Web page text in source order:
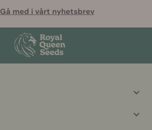
Gå med i vårt nyhetsbrev